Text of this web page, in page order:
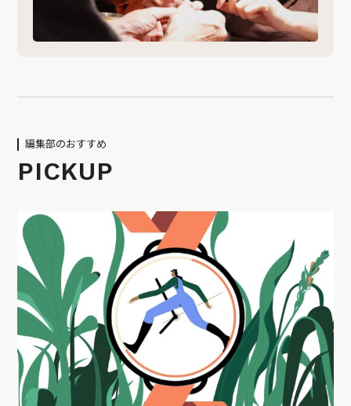
編集部のおすすめ
PICKUP